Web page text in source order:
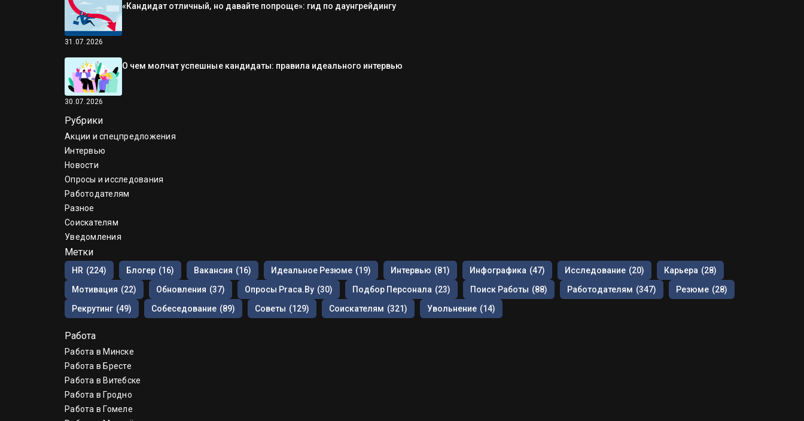
31.07.2026
«Кандидат отличный, но давайте попроще»: гид по даунгрейдингу
30.07.2026
О чем молчат успешные кандидаты: правила идеального интервью
Рубрики
Акции и спецпредложения
Интервью
Новости
Опросы и исследования
Работодателям
Разное
Соискателям
Уведомления
Метки
HR (224) Блогер (16) Вакансия (16) Идеальное Резюме (19) Интервью (81) Инфографика (47) Исследование (20) Карьера (28)
Мотивация (22) Обновления (37) Опросы Praca.by (30) Подбор Персонала (23) Поиск Работы (88) Работодателям (347) Резюме (28)
Рекрутинг (49) Собеседование (89) Советы (129) Соискателям (321) Увольнение (14)
Работа
Работа в Минске
Работа в Бресте
Работа в Витебске
Работа в Гродно
Работа в Гомеле